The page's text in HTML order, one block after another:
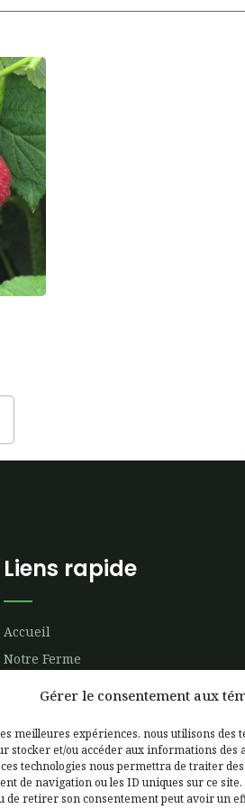
Gérer le consentement aux
meilleures expériences, nous utilisons des
stocker et/ou accéder aux informations des
technologies nous permettra de traiter
de navigation ou les ID uniques sur ce site.
de retirer son consentement peut avoir un
Liens rapide
Accueil
Notre Ferme
Zone client
Contactez-nous